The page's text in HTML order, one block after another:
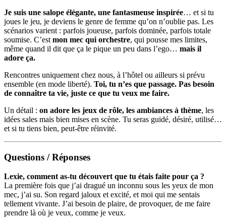
Je suis une salope élégante, une fantasmeuse inspirée… et si tu
joues le jeu, je deviens le genre de femme qu’on n’oublie pas. Les
scénarios varient : parfois joueuse, parfois dominée, parfois totale
soumise. C’est mon mec qui orchestre, qui pousse mes limites,
même quand il dit que ça le pique un peu dans l’ego… mais il
adore ça.
Rencontres uniquement chez nous, à l’hôtel ou ailleurs si prévu
ensemble (en mode liberté). Toi, tu n’es que passage. Pas besoin
de connaître ta vie, juste ce que tu veux me faire.
Un détail : on adore les jeux de rôle, les ambiances à thème, les
idées sales mais bien mises en scène. Tu seras guidé, désiré, utilisé…
et si tu tiens bien, peut-être réinvité.
Questions / Réponses
Lexie, comment as-tu découvert que tu étais faite pour ça ?
La première fois que j’ai dragué un inconnu sous les yeux de mon
mec, j’ai su. Son regard jaloux et excité, et moi qui me sentais
tellement vivante. J’ai besoin de plaire, de provoquer, de me faire
prendre là où je veux, comme je veux.